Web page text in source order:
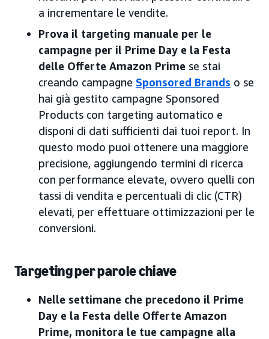
a incrementare le vendite.
Prova il targeting manuale per le
campagne per il Prime Day e la Festa
delle Offerte Amazon Prime se stai
creando campagne Sponsored Brands o se
hai già gestito campagne Sponsored
Products con targeting automatico e
disponi di dati sufficienti dai tuoi report. In
questo modo puoi ottenere una maggiore
precisione, aggiungendo termini di ricerca
con performance elevate, ovvero quelli con
tassi di vendita e percentuali di clic (CTR)
elevati, per effettuare ottimizzazioni per le
conversioni.
Targeting per parole chiave
Nelle settimane che precedono il Prime
Day e la Festa delle Offerte Amazon
Prime, monitora le tue campagne alla